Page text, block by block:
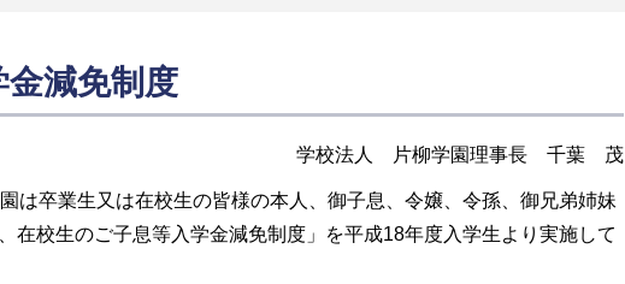
減免制度
学校法人 片柳学園理事長 千葉 茂
は卒業生又は在校生の皆様の本人、御子息、令嬢、令孫、御兄弟姉妹
在校生のご子息等入学金減免制度」を平成18年度入学生より実施して